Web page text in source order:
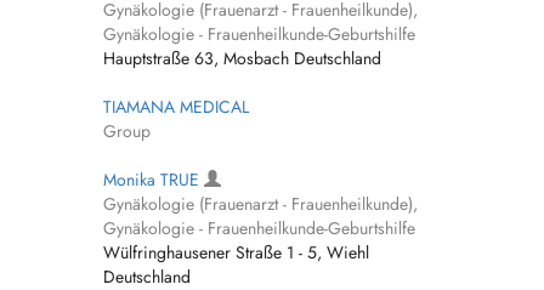
Gynäkologie (Frauenarzt - Frauenheilkunde),
Gynäkologie - Frauenheilkunde-Geburtshilfe
Hauptstraße 63, Mosbach Deutschland
TIAMANA MEDICAL
Group
Monika TRUE
Gynäkologie (Frauenarzt - Frauenheilkunde),
Gynäkologie - Frauenheilkunde-Geburtshilfe
Wülfringhausener Straße 1 - 5, Wiehl
Deutschland